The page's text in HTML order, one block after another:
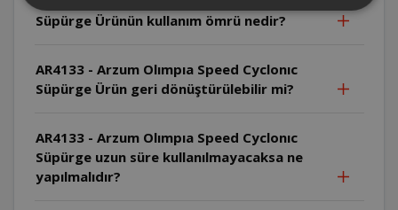
Süpürge Ürünün kullanım ömrü nedir?
AR4133 - Arzum Olımpıa Speed Cyclonıc
Süpürge Ürün geri dönüştürülebilir mi?
AR4133 - Arzum Olımpıa Speed Cyclonıc
Süpürge uzun süre kullanılmayacaksa ne
yapılmalıdır?